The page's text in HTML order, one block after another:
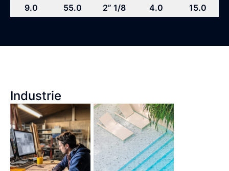
9.0
55.0 2” 1/8 4.0 15.0
Industrie